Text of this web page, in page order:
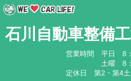
石川自動車整備
営業時間 平日 8：
土曜 8：45
定休日 第2・第4土